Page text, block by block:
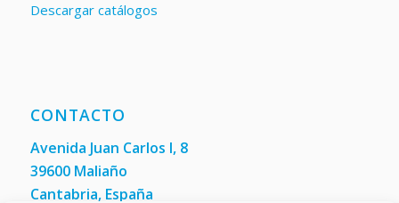
Descargar catálogos
CONTACTO
Avenida Juan Carlos I, 8
39600 Maliaño
Cantabria, España